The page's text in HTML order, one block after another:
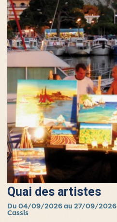
Quai des artistes
Du 04/09/2026 au 27/09/2026
Cassis